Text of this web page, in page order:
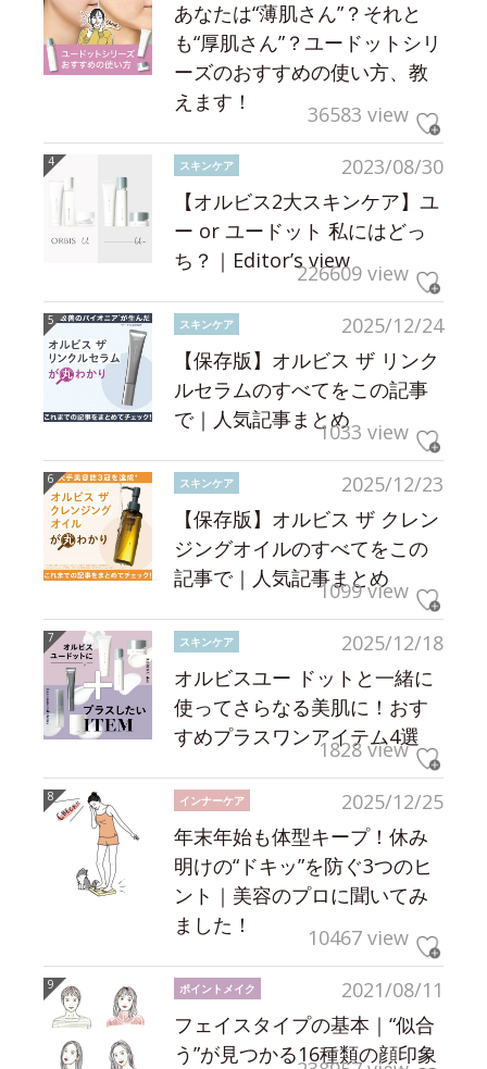
あなたは“薄肌さん”？それと
も“厚肌さん”？ユードットシリ
ーズのおすすめの使い方、教
えます！
36583 view
2023/08/30
スキンケア
【オルビス2大スキンケア】ユ
ー or ユードット 私にはどっ
ち？｜Editor’s view226609 view
2025/12/24
スキンケア
【保存版】オルビス ザ リンク
ルセラムのすべてをこの記事
で｜人気記事まとめ1033 view
2025/12/23
スキンケア
【保存版】オルビス ザ クレン
ジングオイルのすべてをこの
記事で｜人気記事まとめ
1099 view
2025/12/18
スキンケア
オルビスユー ドットと一緒に
使ってさらなる美肌に！おす
すめプラスワンアイテム4選
1828 view
2025/12/25
インナーケア
年末年始も体型キープ！休み
明けの“ドキッ”を防ぐ3つのヒ
ント｜美容のプロに聞いてみ
ました！
10467 view
2021/08/11
ポイントメイク
フェイスタイプの基本｜“似合
う”が見つかる16種類の顔印象